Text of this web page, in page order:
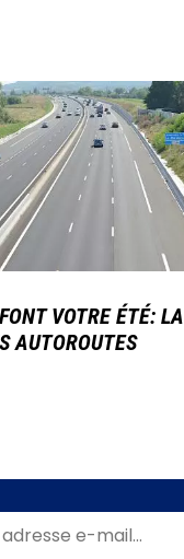
VOTRE ÉTÉ: LA
AUTOROUTES